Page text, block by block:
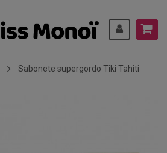
Sabonete supergordo Tiki Tahiti